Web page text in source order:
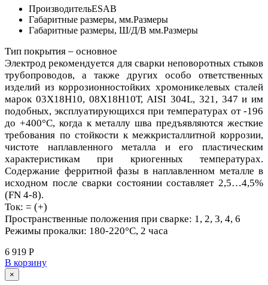
ПроизводительESAB
Габаритные размеры, мм.Размеры
Габаритные размеры, Ш/Д/В мм.Размеры
Тип покрытия – основное
Электрод рекомендуется для сварки неповоротных стыков
трубопроводов, а также других особо ответственных
изделий из коррозионностойких хромоникелевых сталей
марок 03Х18Н10, 08Х18Н10Т, AISI 304L, 321, 347 и им
подобных, эксплуатирующихся при температурах от -196
до +400°С, когда к металлу шва предъявляются жесткие
требования по стойкости к межкристаллитной коррозии,
чистоте наплавленного металла и его пластическим
характеристикам при криогенных температурах.
Содержание ферритной фазы в наплавленном металле в
исходном после сварки состоянии составляет 2,5…4,5%
(FN 4-8).
Ток: = (+)
Пространственные положения при сварке: 1, 2, 3, 4, 6
Режимы прокалки: 180-220°С, 2 часа
6 919 Р
В корзину
×